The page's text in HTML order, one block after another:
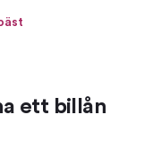
ett billån